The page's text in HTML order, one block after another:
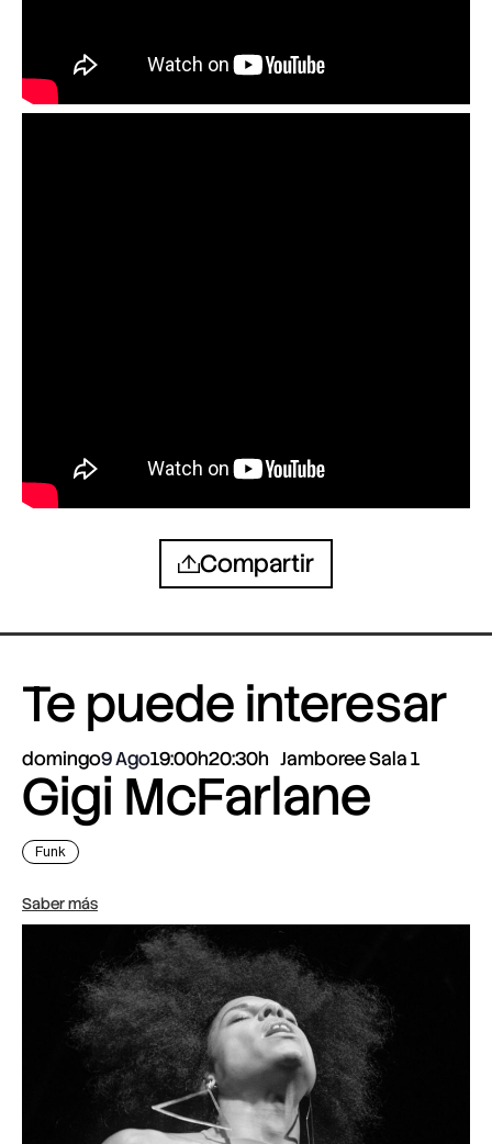
Compartir
Te puede interesar
domingo9 Ago19:00h20:30h Jamboree Sala 1
Gigi McFarlane
Funk
Saber más